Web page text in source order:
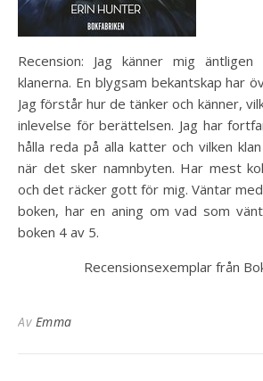
Recension: Jag känner mig
klanerna. En blygsam bekantskap har
Jag förstår hur de tänker och känner,
inlevelse för berättelsen. Jag har
hålla reda på alla katter och vilken
när det sker namnbyten. Har mest
och det räcker gott för mig. Väntar
boken, har en aning om vad som
boken 4 av 5.
Recensionsexemplar från
Av Emma